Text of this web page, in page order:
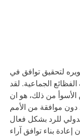
لتحقيق توافق في
الجماعية. لقد
من ذلك، هو ان
دون موافقة من الأمم
للرد بشكل فعال
بناء توافق آراء